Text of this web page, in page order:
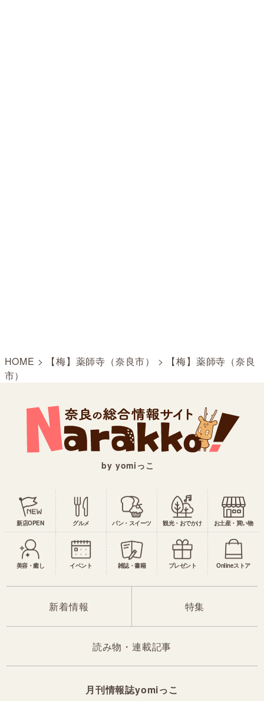
HOME > 【梅】薬師寺（奈良市） >
【梅】薬師寺（奈良
市）
by yomiっこ
新店OPEN グルメ パン・スイーツ 観光・おでかけ お土産・買い物
美容・癒し イベント 雑誌・書籍 プレゼント Onlineストア
新着情報 特集
読み物・連載記事
月刊情報誌yomiっこ